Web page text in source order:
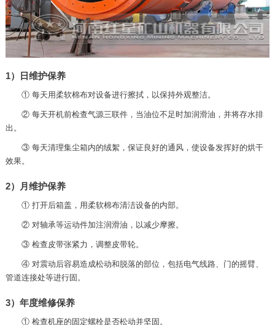
1）日维护保养
① 每天用柔软棉布对设备进行擦拭，以保持外观整洁。
② 每天开机前检查气源三联件，当油位不足时加润滑油，并将存水排
出。
③ 每天清理集尘箱内的绒絮，保证良好的通风，使设备发挥好的烘干
效果。
2）月维护保养
① 打开后箱盖，用柔软棉布清洁设备的内部。
② 对轴承等运动件加注润滑油，以减少摩擦。
③ 检查皮带张紧力，调整皮带轮。
④ 对震动后容易造成松动和脱落的部位，包括电气线路、门的摇臂、
管道连接处等进行固。
3）年度维修保养
① 检查机座的固定螺栓是否松动并坚固。